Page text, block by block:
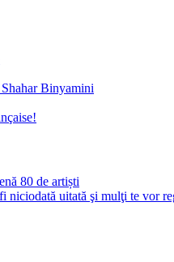
Binyamini
80 de artiști
uitată şi mulţi te vor